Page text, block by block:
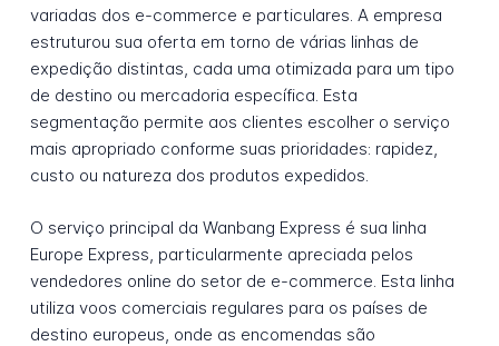
variadas dos e-commerce e particulares. A empresa
estruturou sua oferta em torno de várias linhas de
expedição distintas, cada uma otimizada para um tipo
de destino ou mercadoria específica. Esta
segmentação permite aos clientes escolher o serviço
mais apropriado conforme suas prioridades: rapidez,
custo ou natureza dos produtos expedidos.
O serviço principal da Wanbang Express é sua linha
Europe Express, particularmente apreciada pelos
vendedores online do setor de e-commerce. Esta linha
utiliza voos comerciais regulares para os países de
destino europeus, onde as encomendas são